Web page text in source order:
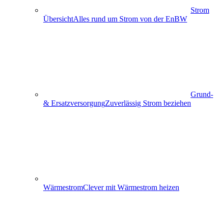
Strom
ÜbersichtAlles rund um Strom von der EnBW
Grund-
& ErsatzversorgungZuverlässig Strom beziehen
WärmestromClever mit Wärmestrom heizen